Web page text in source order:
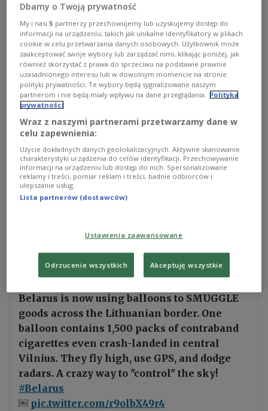
Białoruskie balony z kontrabandą Fot.: LRT
Jak poinformowała litewska straż graniczna,
wewnątrz balonów znajdowało się w sumie około
30 tysięcy paczek papierosów bez akcyzy. Balony
namierzono głównie w południowo-wschodnich
rejonach Litwy, tuż przy granicy z Białorusią.
Pogranicznicy zauważają, że w ciągu ostatnich
dwóch lat popularność tej formy przemytu
znacznie wzrosła. Ma to związek z budową
oraz zamknięciem drogowych przejść granicznych
z Białorusią.
Belarus is now using balloons to SMUGGLE
goods across the Lithuanian border. One
balloon contains 1,500 packs of contraband
cigarettes even crash-landed in central
Vilnius. They fly high, use GPS, and dodge
radars. A crazy way to "control" the sky!
#Belarus
￼ pic.twitter.com/r9olbX49r4
Dbamy o Twoją prywatność
My i nasi5 partnerzy przechowujemy lub uzyskujemy dostęp do
informacji na urządzeniu, takich jak unikalne identyfikatory w plikach
cookie w celu przetwarzania danych osobowych. Użytkownik może
zaakceptować swoje wybory lub zarządzać nimi, klikając poniżej, jak
również skorzystać z prawa do sprzeciwu na podstawie prawnie
uzasadnionego interesu lub w dowolnym momencie na stronie
polityki prywatności. Te wybory będą sygnalizowane naszym
partnerom i nie będą miały wpływu na dane przeglądania. Polityka
prywatności
Wraz z naszymi partnerami przetwarzamy dane w
celu zapewnienia:
Użycie dokładnych danych geolokalizacyjnych. Aktywne skanowanie
charakterystyki urządzenia do celów identyfikacji. Przechowywanie
informacji na urządzeniu lub dostęp do nich. Spersonalizowane
reklamy i treści, pomiar reklam i treści, badnie odbiorców i
ulepszanie usług.
Lista partnerów (dostawców)
Ustawienia zaawansowane
Odrzucenie wszystkich Akceptuję wszystkie